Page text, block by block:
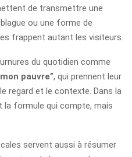
de transmettre une
ou une forme de
frappent autant les visiteurs.
du quotidien comme
pauvre”, qui prennent leur
regard et le contexte. Dans la
la formule qui compte, mais
servent aussi à résumer